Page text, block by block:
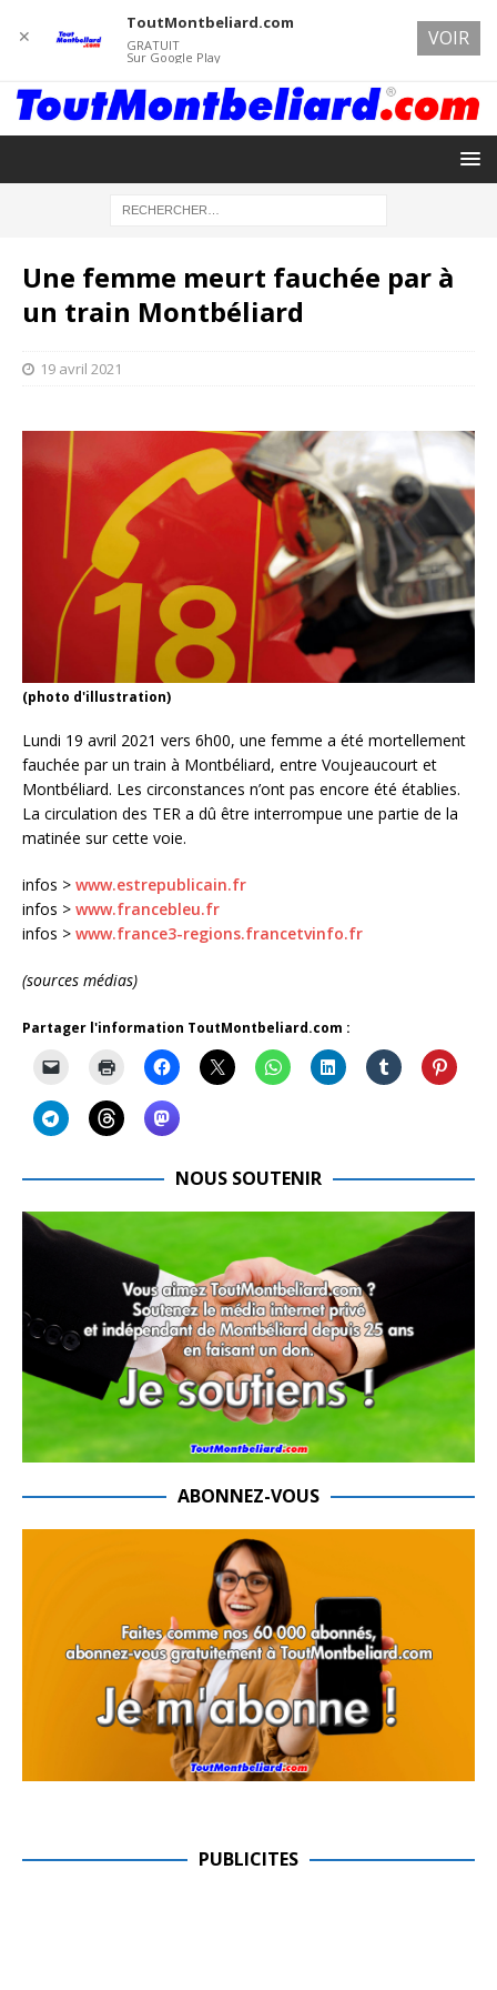
Une femme meurt fauchée par à
un train Montbéliard
19 avril 2021
(photo d'illustration)
Lundi 19 avril 2021 vers 6h00, une femme a été mortellement
fauchée par un train à Montbéliard, entre Voujeaucourt et
Montbéliard. Les circonstances n’ont pas encore été établies.
La circulation des TER a dû être interrompue une partie de la
matinée sur cette voie.
infos > www.estrepublicain.fr
infos > www.francebleu.fr
infos > www.france3-regions.francetvinfo.fr
(sources médias)
Partager l'information ToutMontbeliard.com :
NOUS SOUTENIR
ABONNEZ-VOUS
PUBLICITES
✕
ToutMontbeliard.com
GRATUIT
Sur Google Play
VOIR